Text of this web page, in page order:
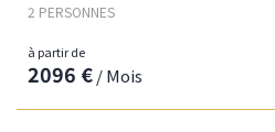
2 PERSONNES
à partir de
2096 €/ Mois